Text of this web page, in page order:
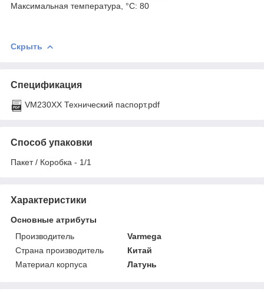
Максимальная температура, °С: 80
Скрыть
Спецификация
VM230XX Технический паспорт.pdf
Способ упаковки
Пакет / Коробка - 1/1
Характеристики
Основные атрибуты
Производитель
Varmega
Страна производитель
Китай
Материал корпуса
Латунь